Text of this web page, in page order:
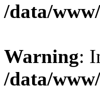
/data/
Warning:
/data/